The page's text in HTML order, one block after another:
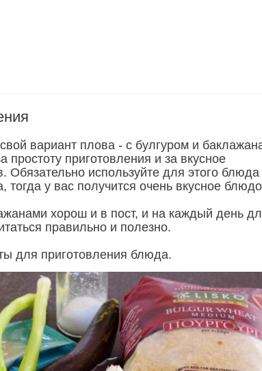
вариант плова - с булгуром и
простоту приготовления и за вкусное
Обязательно используйте для этого блюда
тогда у вас получится очень вкусное
хорош и в пост, и на каждый день
правильно и полезно.
для приготовления блюда.